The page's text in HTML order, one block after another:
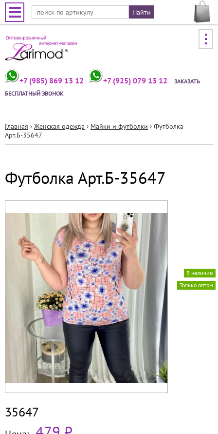
Jump to navigation
+7 (985) 869 13 12 +7 (925) 079 13 12
ЗАКАЗАТЬ
БЕСПЛАТНЫЙ ЗВОНОК
Вы
Главная › Женская одежда › Майки и футболки › Футболка
Арт.Б-35647
Футболка Арт.Б-35647
Только оптом
В наличии
35647